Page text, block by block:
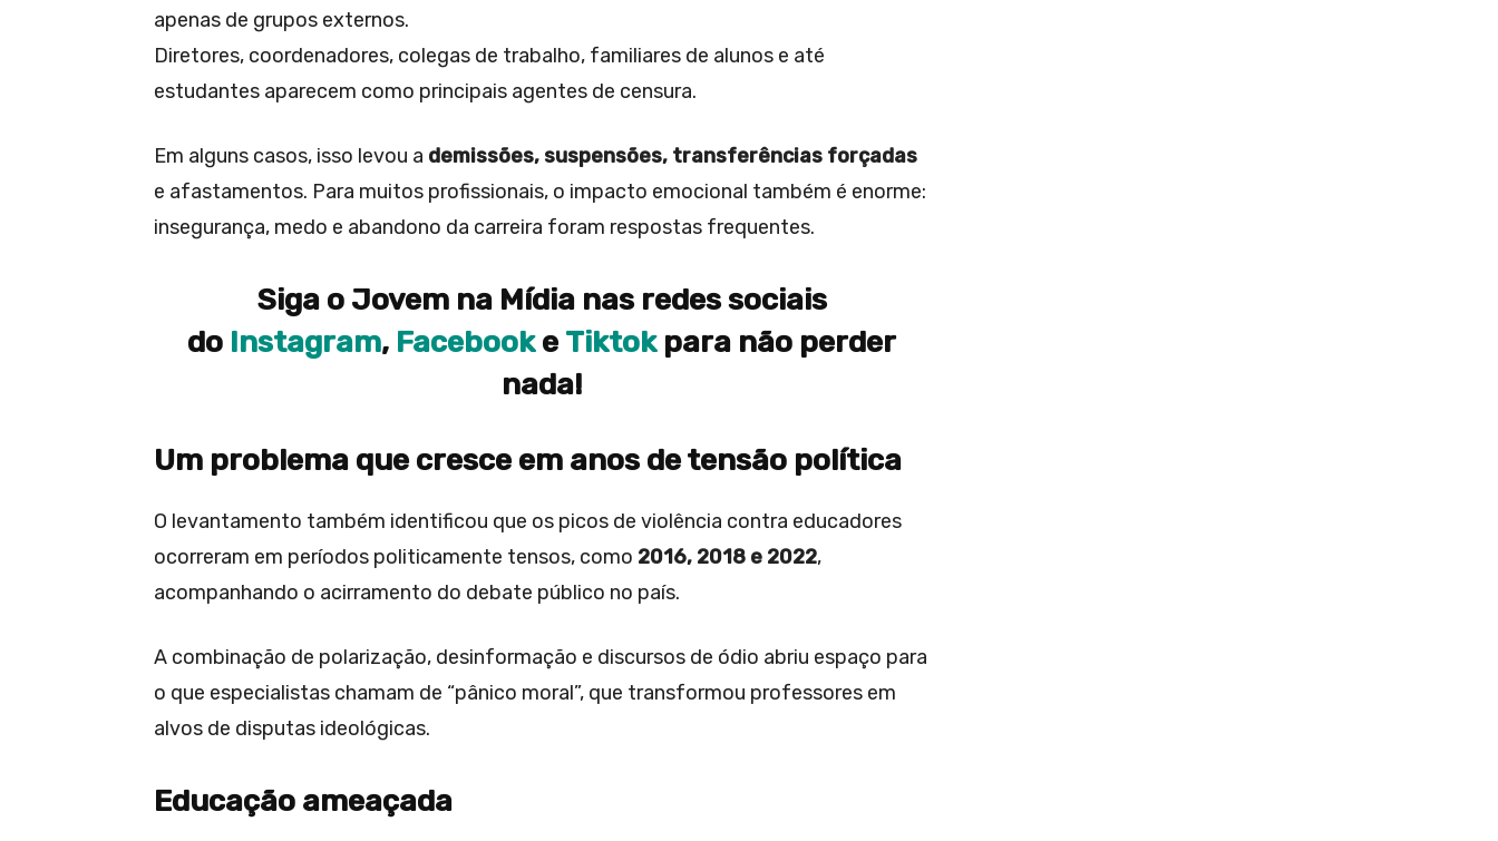
apenas de grupos externos.
Diretores, coordenadores, colegas de trabalho, familiares de alunos e até
estudantes aparecem como principais agentes de censura.
Em alguns casos, isso levou a demissões, suspensões, transferências forçadas
e afastamentos. Para muitos profissionais, o impacto emocional também é enorme:
insegurança, medo e abandono da carreira foram respostas frequentes.
Siga o Jovem na Mídia nas redes sociais
do Instagram, FacebookeTiktok para não perder
nada!
Um problema que cresce em anos de tensão política
O levantamento também identificou que os picos de violência contra educadores
ocorreram em períodos politicamente tensos, como 2016, 2018 e 2022,
acompanhando o acirramento do debate público no país.
A combinação de polarização, desinformação e discursos de ódio abriu espaço para
o que especialistas chamam de “pânico moral”, que transformou professores em
alvos de disputas ideológicas.
Educação ameaçada